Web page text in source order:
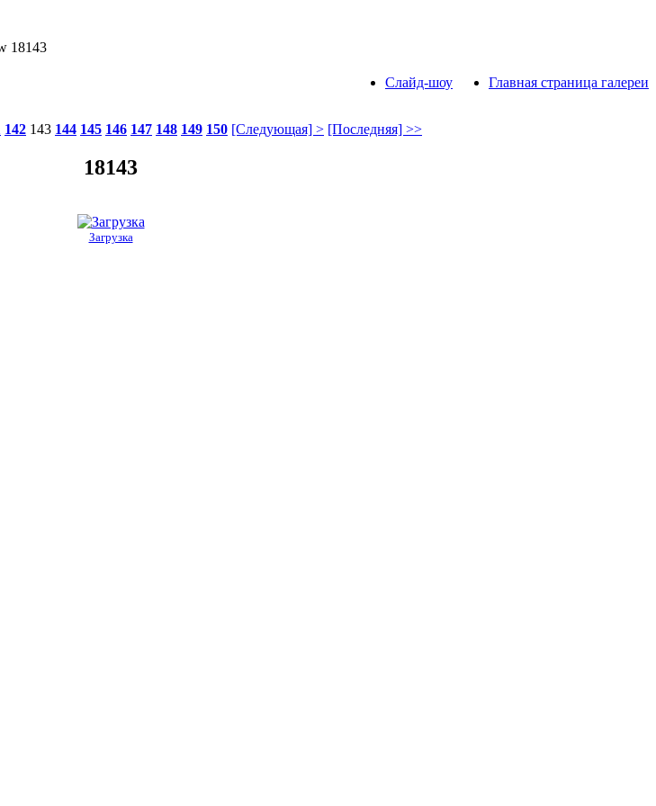
18143
Главная страница галереи
Слайд-шоу
142 143 144 145 146 147 148 149 150 [Следующая] > [Последняя] >>
18143
Загрузка